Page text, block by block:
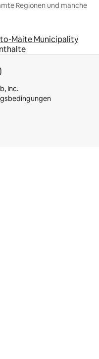
Regionen und manche
Maite Municipality
Inc.